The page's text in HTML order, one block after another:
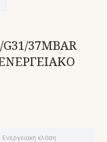
37MBAR
Ενεργειακή κλάση